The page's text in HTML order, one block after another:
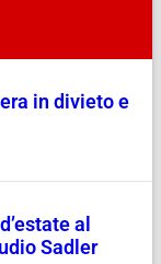
in divieto e
al
Sadler